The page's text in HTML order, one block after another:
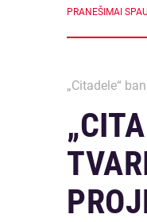
PRANEŠIMAI
„Citadele“